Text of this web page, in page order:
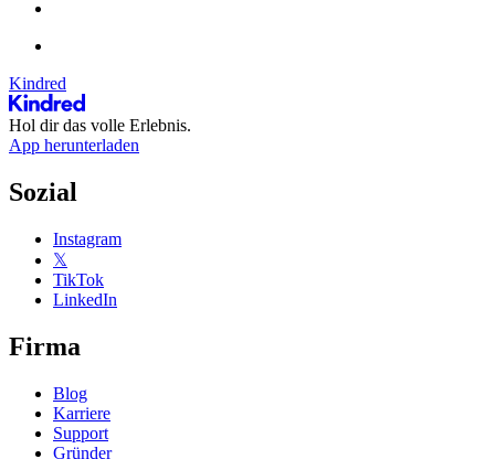
Kindred
Hol dir das volle Erlebnis.
App herunterladen
Sozial
Instagram
𝕏
TikTok
LinkedIn
Firma
Blog
Karriere
Support
Gründer